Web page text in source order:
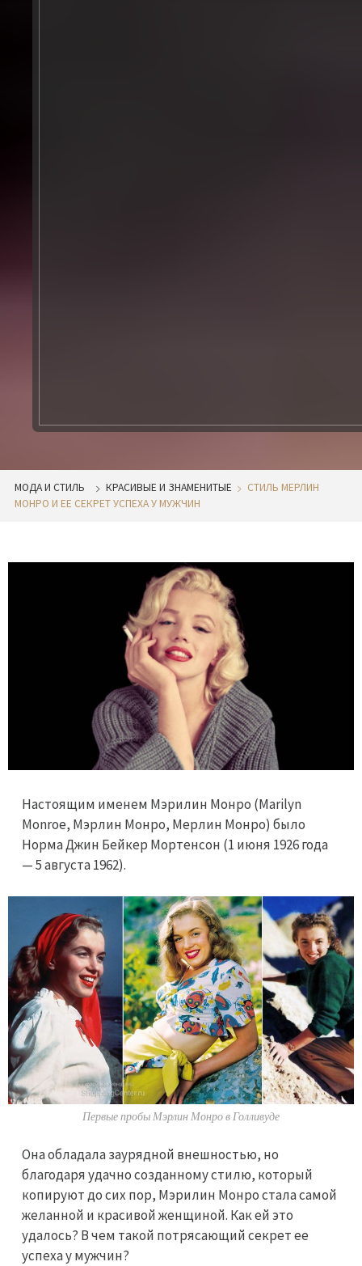
МОДА И СТИЛЬ КРАСИВЫЕ И ЗНАМЕНИТЫЕ
СТИЛЬ МЕРЛИН
МОНРО И ЕЕ СЕКРЕТ УСПЕХА У МУЖЧИН
Настоящим именем Мэрилин Монро (Marilyn
Monroe, Мэрлин Монро, Мерлин Монро) было
Норма Джин Бейкер Мортенсон (1 июня 1926 года
— 5 августа 1962).
Первые пробы Мэрлин Монро в Голливуде
Она обладала заурядной внешностью, но
благодаря удачно созданному стилю, который
копируют до сих пор, Мэрилин Монро стала самой
желанной и красивой женщиной. Как ей это
удалось? В чем такой потрясающий секрет ее
успеха у мужчин?